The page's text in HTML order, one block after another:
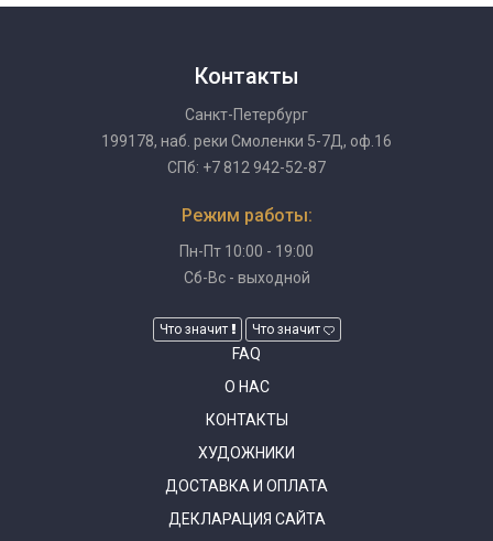
Контакты
Санкт-Петербург
199178, наб. реки Смоленки 5-7Д, оф.16
СПб: +7 812 942-52-87
Режим работы:
Пн-Пт 10:00 - 19:00
Сб-Вс - выходной
Что значит Что значит
FAQ
О НАС
КОНТАКТЫ
ХУДОЖНИКИ
ДОСТАВКА И ОПЛАТА
ДЕКЛАРАЦИЯ САЙТА